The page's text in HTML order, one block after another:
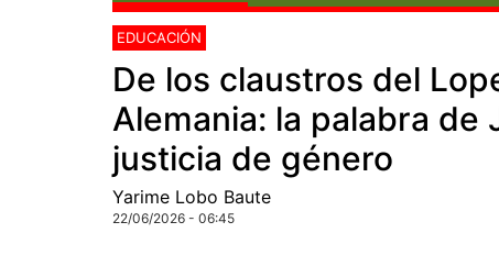
EDUCACIÓN
De los claustros del
Alemania: la palabra de
justicia de género
Yarime Lobo Baute
22/06/2026 - 06:45